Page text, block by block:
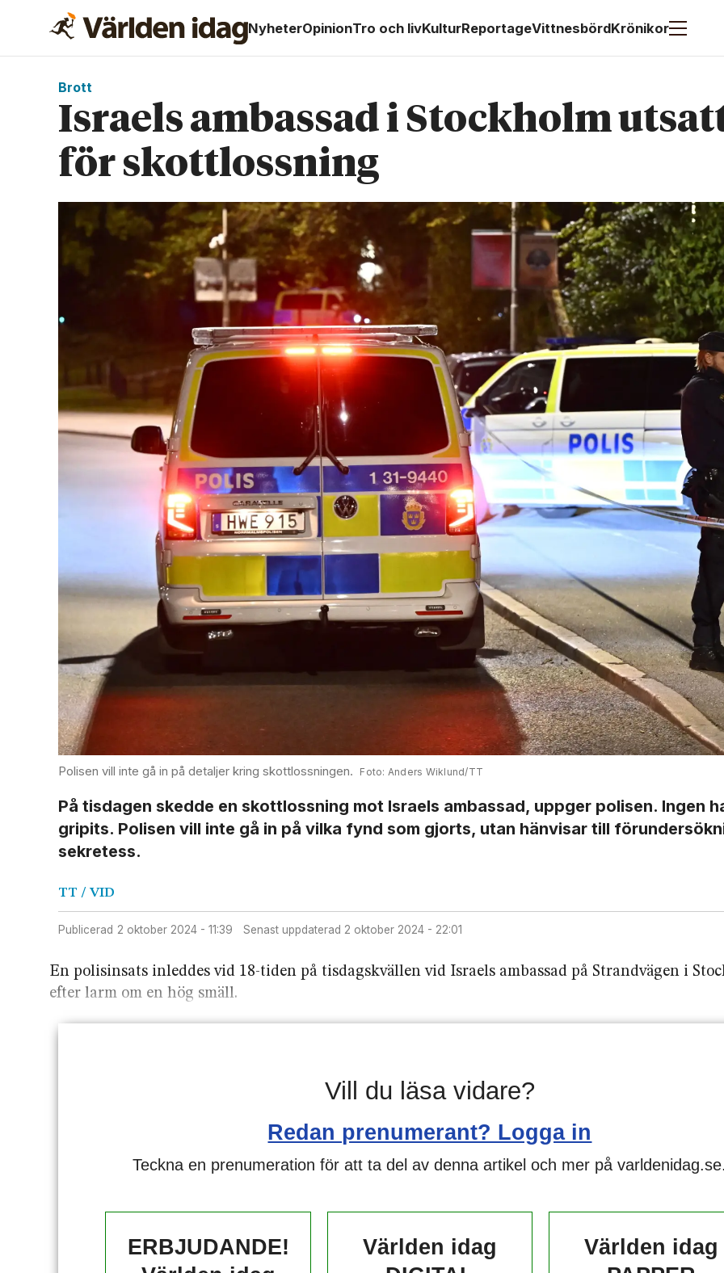
NyheterOpinionTro och livKulturReportageVittnesbördKrönikor
Brott
Israels ambassad i Stockholm
för skottlossning
Polisen vill inte gå in på detaljer kring skottlossningen. Anders Wiklund/TT
På tisdagen skedde en skottlossning mot Israels ambassad, uppger polisen. Ingen
gripits. Polisen vill inte gå in på vilka fynd som gjorts, utan hänvisar till
sekretess.
TT / VID
Publicerad 2 oktober 2024 - 11:39 Senast uppdaterad 2 oktober 2024 - 22:01
En polisinsats inleddes vid 18-tiden på tisdagskvällen vid Israels ambassad på Strandvägen i
efter larm om en hög smäll.
Vill du läsa vidare?
Redan prenumerant? Logga in
Teckna en prenumeration för att ta del av denna artikel och mer på
ERBJUDANDE!
Världen idag
Världen idag